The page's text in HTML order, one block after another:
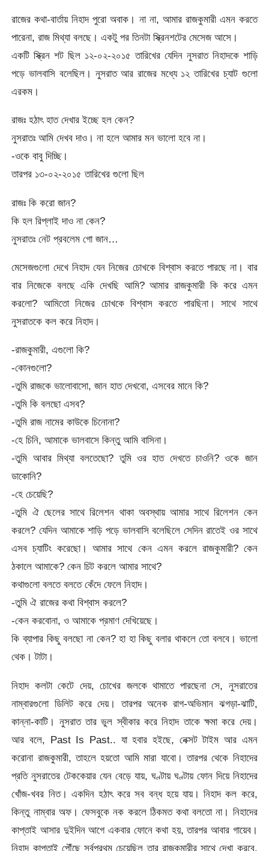
রাজের কথা-বার্তায় নিহাদ পুরো অবাক। না না, আমার রাজকুমারী এমন করতে
পারেনা, রাজ মিথ্যা বলছে। একটু পর তিনটা স্ক্রিনশটের মেসেজ আসে।
একটি স্ক্রিন শট ছিল ১২-০২-২০১৫ তারিখের যেদিন নুসরাত নিহাদকে শাড়ি
পড়ে ভালবাসি বলেছিল। নুসরাত আর রাজের মধ্যে ১২ তারিখের চ্যাট গুলো
এরকম।
রাজঃ হঠাৎ হাত দেখার ইচ্ছে হল কেন?
নুসরাতঃ আমি দেখব দাও। না হলে আমার মন ভালো হবে না।
-ওকে বাবু দিচ্ছি।
তারপর ১৩-০২-২০১৫ তারিখের গুলো ছিল
রাজঃ কি করো জান?
কি হল রিপ্লাই দাও না কেন?
নুসরাতঃ নেট প্রবলেম গো জান…
মেসেজগুলো দেখে নিহাদ যেন নিজের চোখকে বিশ্বাস করতে পারছে না। বার
বার নিজেকে বলছে একি দেখছি আমি? আমার রাজকুমারী কি করে এমন
করলো? আমিতো নিজের চোখকে বিশ্বাস করতে পারছিনা। সাথে সাথে
নুসরাতকে কল করে নিহাদ।
-রাজকুমারী, এগুলো কি?
-কোনগুলো?
-তুমি রাজকে ভালোবাসো, জান হাত দেখবো, এসবের মানে কি?
-তুমি কি বলছো এসব?
-তুমি রাজ নামের কাউকে চিনোনা?
-হে চিনি, আমাকে ভালবাসে কিন্তু আমি বাসিনা।
-তুমি আবার মিথ্যা বলতেছো? তুমি ওর হাত দেখতে চাওনি? ওকে জান
ডাকোনি?
-হে চেয়েছি?
-তুমি ঐ ছেলের সাথে রিলেশন থাকা অবস্থায় আমার সাথে রিলেশন কেন
করলে? যেদিন আমাকে শাড়ি পড়ে ভালবাসি বলেছিলে সেদিন রাতেই ওর সাথে
এসব চ্যাটিং করেছো। আমার সাথে কেন এমন করলে রাজকুমারী? কেন
ঠকালে আমাকে? কেন চিট করলে আমার সাথে?
কথাগুলো বলতে বলতে কেঁদে ফেলে নিহাদ।
-তুমি ঐ রাজের কথা বিশ্বাস করলে?
-কেন করবোনা, ও আমাকে প্রমাণ দেখিয়েছে।
কি ব্যাপার কিছু বলছো না কেন? হা হা কিছু বলার থাকলে তো বলবে। ভালো
থেক। টাটা।
নিহাদ কলটা কেটে দেয়, চোখের জলকে থামাতে পারছেনা সে, নুসরাতের
নাম্বারগুলো ডিলিট করে দেয়। তারপর অনেক রাগ-অভিমান ঝগড়া-ঝাটি,
কান্না-কাটি। নুসরাত তার ভুল স্বীকার করে নিহাদ তাকে ক্ষমা করে দেয়।
আর বলে, Past Is Past.. যা হবার হইছে, নেক্সট টাইম আর এমন
করোনা রাজকুমারী, তাহলে হয়তো আমি মারা যাবো। তারপর থেকে নিহাদের
প্রতি নুসরাতের টেককেয়ার যেন বেড়ে যায়, ঘণ্টায় ঘণ্টায় ফোন দিয়ে নিহাদের
খোঁজ-খবর নিত। একদিন হঠাৎ করে সব বন্ধ হয়ে যায়। নিহাদ কল করে,
কিন্তু নাম্বার অফ। ফেসবুকে নক করলে ঠিকমত কথা বলতো না। নিহাদের
কাপ্তাই আসার দুইদিন আগে একবার ফোনে কথা হয়, তারপর আবার গায়েব।
নিহাদ কাপ্তাই পৌঁছে সর্বপ্রথম চেয়েছিল তার রাজকুমারীর সাথে দেখা করবে,